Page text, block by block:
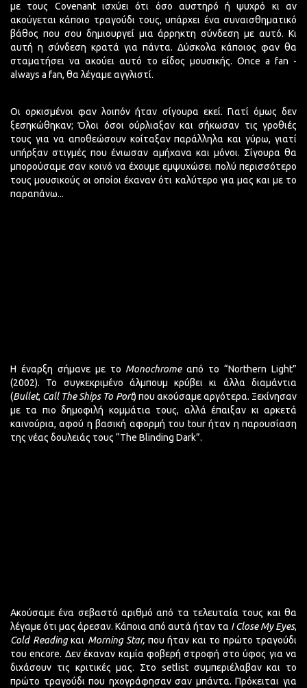
με τους Covenant ισχύει ότι όσο αυστηρό ή ψυχρό κι αν
ακούγεται κάποιο τραγούδι τους, υπάρχει ένα συναισθηματικό
βάθος που σου δημιουργεί μια άρρηκτη σύνδεση με αυτό. Κι
αυτή η σύνδεση κρατά για πάντα. Δύσκολα κάποιος φαν θα
σταματήσει να ακούει αυτό το είδος μουσικής. Once a fan -
always a fan, θα λέγαμε αγγλιστί.
Οι ορκισμένοι φαν λοιπόν ήταν σίγουρα εκεί. Γιατί όμως δεν
ξεσηκώθηκαν; Όλοι όσοι ούρλιαξαν και σήκωσαν τις γροθιές
τους για να αποθεώσουν κοίταξαν παράλληλα και γύρω, γιατί
υπήρξαν στιγμές που ένιωσαν αμήχανα και μόνοι. Σίγουρα θα
μπορούσαμε σαν κοινό να έχουμε εμψυχώσει πολύ περισσότερο
τους μουσικούς οι οποίοι έκαναν ότι καλύτερο για μας και με το
παραπάνω...
Η έναρξη σήμανε με το Monochromeαπό το “Northern Light”
(2002). Το συγκεκριμένο άλμπουμ κρύβει κι άλλα διαμάντια
(Bullet, Call The Ships To Port) που ακούσαμε αργότερα. Ξεκίνησαν
με τα πιο δημοφιλή κομμάτια τους, αλλά έπαιξαν κι αρκετά
καινούρια, αφού η βασική αφορμή του tour ήταν η παρουσίαση
της νέας δουλειάς τους “The Blinding Dark”.
Ακούσαμε ένα σεβαστό αριθμό από τα τελευταία τους και θα
λέγαμε ότι μας άρεσαν. Κάποια από αυτά ήταν τα ICloseMyEyes,
Cold Readingκαι Morning Star, που ήταν και το πρώτο τραγούδι
του encore. Δεν έκαναν καμία φοβερή στροφή στο ύφος για να
διχάσουν τις κριτικές μας. Στο setlist συμπεριέλαβαν και το
πρώτο τραγούδι που ηχογράφησαν σαν μπάντα. Πρόκειται για